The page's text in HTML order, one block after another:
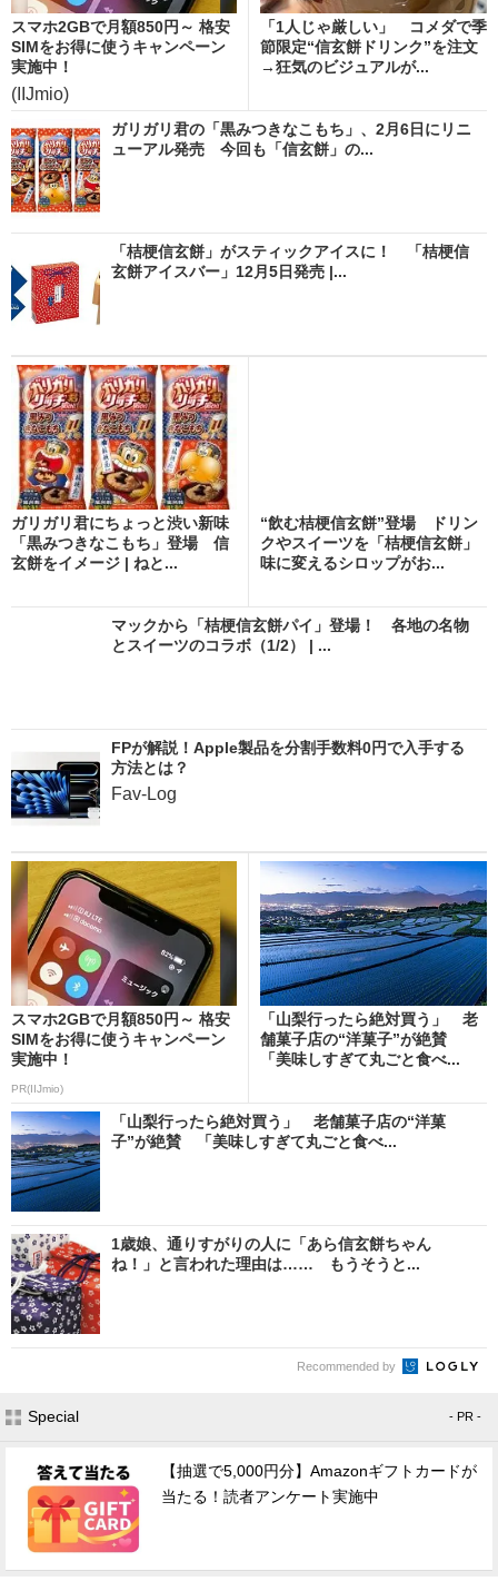
スマホ2GBで月額850円～ 格安
SIMをお得に使うキャンペーン
実施中！
(IIJmio)
「1人じゃ厳しい」 コメダで季
節限定“信玄餅ドリンク”を注文
→狂気のビジュアルが...
ガリガリ君の「黒みつきなこもち」、2月6日にリニ
ューアル発売 今回も「信玄餅」の...
「桔梗信玄餅」がスティックアイスに！ 「桔梗信
玄餅アイスバー」12月5日発売 |...
ガリガリ君にちょっと渋い新味
「黒みつきなこもち」登場 信
玄餅をイメージ | ねと...
“飲む桔梗信玄餅”登場 ドリン
クやスイーツを「桔梗信玄餅」
味に変えるシロップがお...
マックから「桔梗信玄餅パイ」登場！ 各地の名物
とスイーツのコラボ（1/2） | ...
FPが解説！Apple製品を分割手数料0円で入手する
方法とは？
Fav-Log
スマホ2GBで月額850円～ 格安
SIMをお得に使うキャンペーン
実施中！
PR(IIJmio)
「山梨行ったら絶対買う」 老
舗菓子店の“洋菓子”が絶賛
「美味しすぎて丸ごと食べ...
「山梨行ったら絶対買う」 老舗菓子店の“洋菓
子”が絶賛 「美味しすぎて丸ごと食べ...
1歳娘、通りすがりの人に「あら信玄餅ちゃん
ね！」と言われた理由は…… もうそうと...
Recommended by
Special - PR -
【抽選で5,000円分】Amazonギフトカードが
当たる！読者アンケート実施中